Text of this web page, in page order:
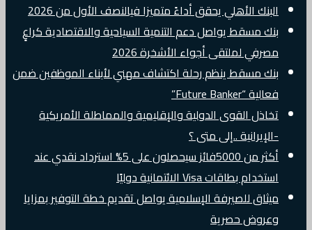
البنك الأهلي يحقق أداءً متميزا فيالنصف الأول من 2026
بنك مسقط يواصل دعم التنمية السياحية والاقتصادية كراعٍ
مصرفي لملتقى أجواء الأشخرة 2026
بنك مسقط ينظم رحلة اكتشاف مهني لأبناء الموظفين ضمن
فعالية “Future Banker”
تخاذل القوى الدولية والإقليمية والمماطلة الأمريكية
-الإيرانية ..إلى متى ؟
أكثر من 5000فائز سيحصلون على 5% استرداد نقدي عند
استخدام بطاقات Visa الائتمانية دوليًا
ميثاق للصيرفة الإسلامية يواصل تقديم خطة التوفير بمزايا
وعروض حصرية